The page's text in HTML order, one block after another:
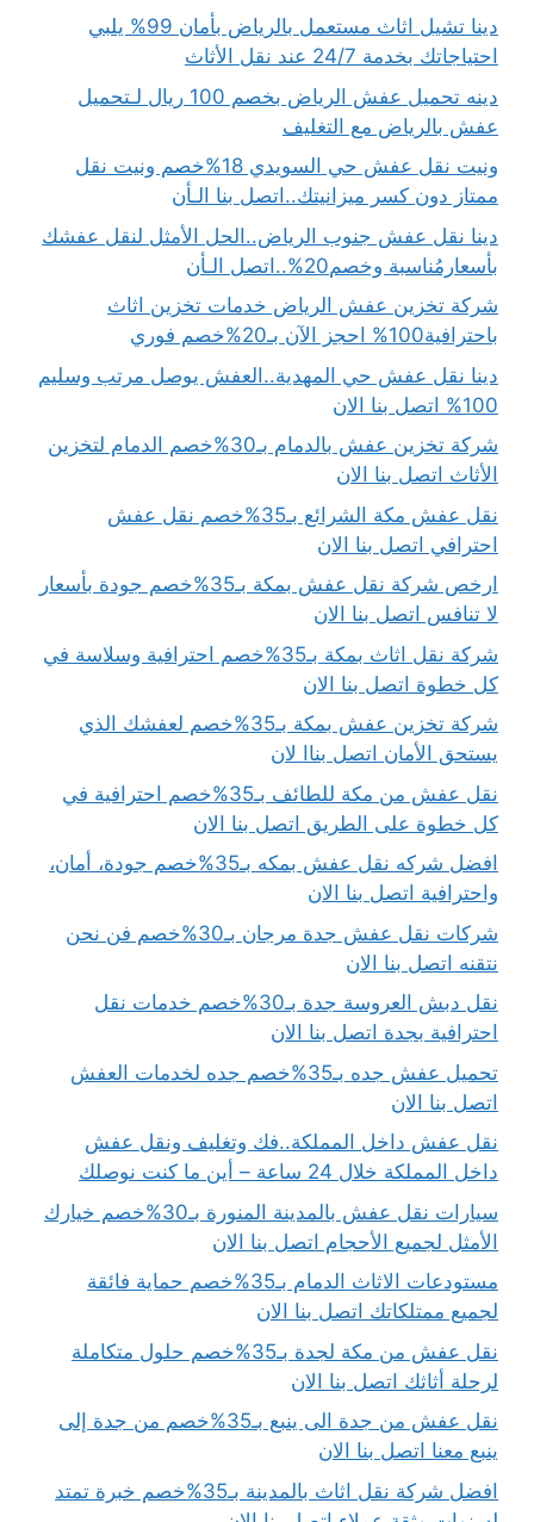
دينا تشيل اثاث مستعمل بالرياض بأمان 99% يلبي
احتياجاتك بخدمة 24/7 عند نقل الأثاث
دينه تحميل عفش الرياض بخصم 100 ريال لـتحميل
عفش بالرياض مع التغليف
ونيت نقل عفش حي السويدي 18%خصم ونيت نقل
ممتاز دون كسر ميزانيتك..اتصل بنا الـأن
دينا نقل عفش جنوب الرياض..الحل الأمثل لنقل عفشك
بأسعارمُناسبة وخصم20%..اتصل الـأن
شركة تخزين عفش الرياض خدمات تخزين اثاث
باحترافية100% احجز الآن بـ20%خصم فوري
دينا نقل عفش حي المهدية..العفش يوصل مرتب وسليم
100% اتصل بنا الان
شركة تخزين عفش بالدمام بـ30%خصم الدمام لتخزين
الأثاث اتصل بنا الان
نقل عفش مكة الشرائع بـ35%خصم نقل عفش
احترافي اتصل بنا الان
ارخص شركة نقل عفش بمكة بـ35%خصم جودة بأسعار
لا تنافس اتصل بنا الان
شركة نقل اثاث بمكة بـ35%خصم احترافية وسلاسة في
كل خطوة اتصل بنا الان
شركة تخزين عفش بمكة بـ35%خصم لعفشك الذي
يستحق الأمان اتصل بناا لان
نقل عفش من مكة للطائف بـ35%خصم احترافية في
كل خطوة على الطريق اتصل بنا الان
افضل شركه نقل عفش بمكه بـ35%خصم جودة، أمان،
واحترافية اتصل بنا الان
شركات نقل عفش جدة مرجان بـ30%خصم فن نحن
نتقنه اتصل بنا الان
نقل دبش العروسة جدة بـ30%خصم خدمات نقل
احترافية بجدة اتصل بنا الان
تحميل عفش جده بـ35%خصم جده لخدمات العفش
اتصل بنا الان
نقل عفش داخل المملكة..فك وتغليف ونقل عفش
داخل المملكة خلال 24 ساعة – أين ما كنت نوصلك
سيارات نقل عفش بالمدينة المنورة بـ30%خصم خيارك
الأمثل لجميع الأحجام اتصل بنا الان
مستودعات الاثاث الدمام بـ35%خصم حماية فائقة
لجميع ممتلكاتك اتصل بنا الان
نقل عفش من مكة لجدة بـ35%خصم حلول متكاملة
لرحلة أثاثك اتصل بنا الان
نقل عفش من جدة الى ينبع بـ35%خصم من جدة إلى
ينبع معنا اتصل بنا الان
افضل شركة نقل اثاث بالمدينة بـ35%خصم خبرة تمتد